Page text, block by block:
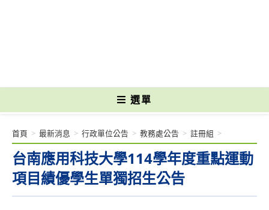
選單
台南應用科技大學114學年度重點運動
項目績優學生單獨招生公告
首頁 > 最新消息 > 行政單位公告 > 教務處公告 > 註冊組 >